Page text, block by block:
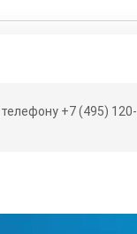
+7 (495) 120-